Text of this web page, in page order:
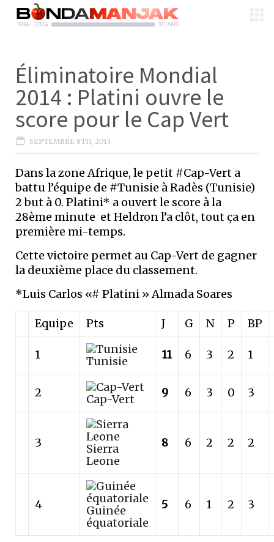
Éliminatoire Mondial
2014 : Platini ouvre le
score pour le Cap Vert
SEPTEMBRE 8TH, 2013
Dans la zone Afrique, le petit #Cap-Vert a
battu l’équipe de #Tunisie à Radès (Tunisie)
2 but à 0. Platini* a ouvert le score à la
28ème minute et Heldron l’a clôt, tout ça en
première mi-temps.
Cette victoire permet au Cap-Vert de gagner
la deuxième place du classement.
*Luis Carlos «# Platini » Almada Soares
Equipe Pts J G N P BP
1 Tunisie 11 6 3 2 1
2 Cap-Vert 9 6 3 0 3
3
Sierra
Leone
8 6 2 2 2
4
Guinée
équatoriale
5 6 1 2 3